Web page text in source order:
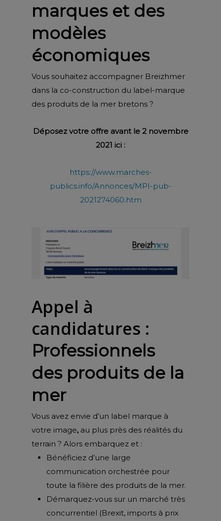
marques et des
modèles
économiques
Vous souhaitez accompagner Breizhmer
dans la co-construction du label-marque
des produits de la mer bretons ?
Déposez votre offre avant le 2 novembre
2021 ici :
https://www.marches-
publics.info/Annonces/MPI-pub-
2021274060.htm
Appel à
candidatures :
Professionnels
des produits de la
mer
Vous avez envie d’un label marque à
votre image, au plus près des réalités du
terrain ? Alors embarquez et :
Bénéficiez d’une large
communication orchestrée pour
toute la filière des produits de la mer.
Démarquez-vous sur un marché très
concurrentiel (Brexit, imports à prix